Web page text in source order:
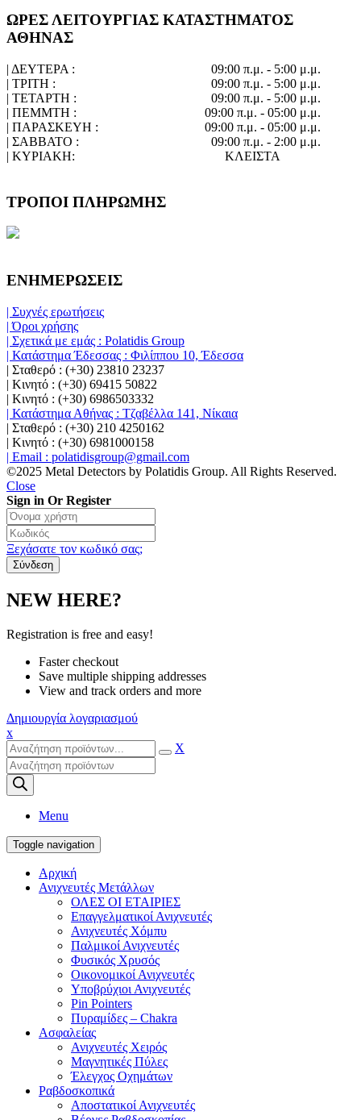
ΩΡΕΣ ΛΕΙΤΟΥΡΓΙΑΣ ΚΑΤΑΣΤΗΜΑΤΟΣ
ΑΘΗΝΑΣ
| ΔΕΥΤΕΡΑ :
09:00 π.μ. - 5:00 μ.μ.
| ΤΡΙΤΗ :
09:00 π.μ. - 5:00 μ.μ.
| ΤΕΤΑΡΤΗ :
09:00 π.μ. - 5:00 μ.μ.
| ΠΕΜΜΤΗ :
09:00 π.μ. - 05:00 μ.μ.
| ΠΑΡΑΣΚΕΥΗ :
09:00 π.μ. - 05:00 μ.μ.
| ΣΑΒΒΑΤΟ :
09:00 π.μ. - 2:00 μ.μ.
| ΚΥΡΙΑΚΗ:
ΚΛΕΙΣΤΑ
ΤΡΟΠΟΙ ΠΛΗΡΩΜΗΣ
ΕΝΗΜΕΡΩΣΕΙΣ
| Συχνές ερωτήσεις
| Όροι χρήσης
| Σχετικά με εμάς : Polatidis Group
| Κατάστημα Έδεσσας : Φιλίππου 10, Έδεσσα
| Σταθερό : (+30) 23810 23237
| Κινητό : (+30) 69415 50822
| Κινητό : (+30) 6986503332
| Κατάστημα Αθήνας : Τζαβέλλα 141, Νίκαια
| Σταθερό : (+30) 210 4250162
| Κινητό : (+30) 6981000158
| Email : polatidisgroup@gmail.com
©2025 Metal Detectors by Polatidis Group. All Rights Reserved.
Close
Sign in Or Register
Ξεχάσατε τον κωδικό σας;
NEW HERE?
Registration is free and easy!
Faster checkout
Save multiple shipping addresses
View and track orders and more
Δημιουργία λογαριασμού
x
X
Products
search
Menu
Toggle navigation
Αρχική
Ανιχνευτές Μετάλλων
ΟΛΕΣ ΟΙ ΕΤΑΙΡΙΕΣ
Επαγγελματικοί Ανιχνευτές
Ανιχνευτές Χόμπυ
Παλμικοί Ανιχνευτές
Φυσικός Χρυσός
Οικονομικοί Ανιχνευτές
Υποβρύχιοι Ανιχνευτές
Pin Pointers
Πυραμίδες – Chakra
Ασφαλείας
Ανιχνευτές Χειρός
Μαγνητικές Πύλες
Έλεγχος Οχημάτων
Ραβδοσκοπικά
Αποστατικοί Ανιχνευτές